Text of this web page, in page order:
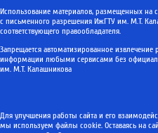
Использование материалов, размещенных на
с письменного разрешения ИжГТУ им. М.Т.
соответствующего правообладателя.
Запрещается автоматизированное
информации любыми сервисами без
им. М.Т. Калашникова
Для улучшения работы сайта и его
мы используем файлы cookie. Оставаясь на